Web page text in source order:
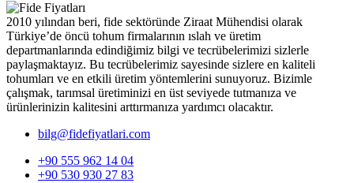
2010 yılından beri, fide sektöründe Ziraat Mühendisi olarak
Türkiye’de öncü tohum firmalarının ıslah ve üretim
departmanlarında edindiğimiz bilgi ve tecrübelerimizi sizlerle
paylaşmaktayız. Bu tecrübelerimiz sayesinde sizlere en kaliteli
tohumları ve en etkili üretim yöntemlerini sunuyoruz. Bizimle
çalışmak, tarımsal üretiminizi en üst seviyede tutmanıza ve
ürünlerinizin kalitesini arttırmanıza yardımcı olacaktır.
bilg@fidefiyatlari.com
+90 555 962 14 04
+90 530 930 27 83